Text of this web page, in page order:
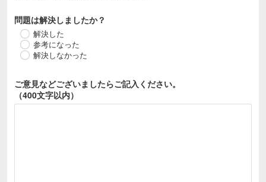
問題は解決しましたか？
解決した
参考になった
解決しなかった
ご意見などございましたらご記入ください。
（400文字以内）